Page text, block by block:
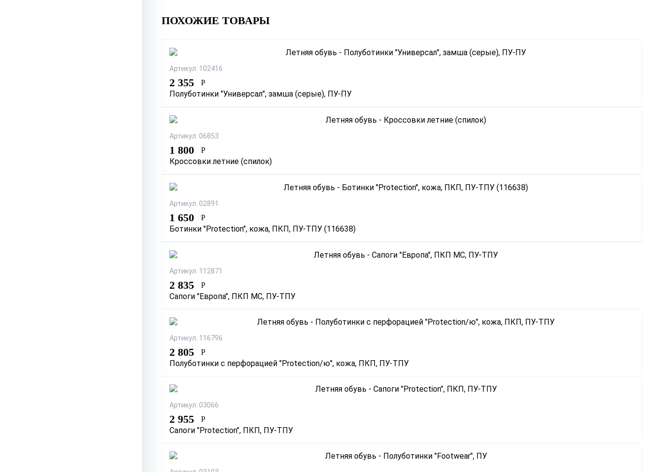
ПОХОЖИЕ ТОВАРЫ
Артикул: 102416
2 355 Р
Полуботинки "Универсал", замша (серые), ПУ-ПУ
Артикул: 06853
1 800 Р
Кроссовки летние (спилок)
Артикул: 02891
1 650 Р
Ботинки "Protection", кожа, ПКП, ПУ-ТПУ (116638)
Артикул: 112871
2 835 Р
Сапоги "Европа", ПКП МС, ПУ-ТПУ
Артикул: 116796
2 805 Р
Полуботинки с перфорацией "Protection/ю", кожа, ПКП, ПУ-ТПУ
Артикул: 03066
2 955 Р
Сапоги "Protection", ПКП, ПУ-ТПУ